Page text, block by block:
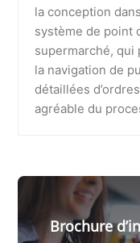
la conception
système de point
supermarché, qui
la navigation de
détaillées
agréable du
Brochure